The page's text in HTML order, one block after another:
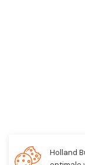
Holland